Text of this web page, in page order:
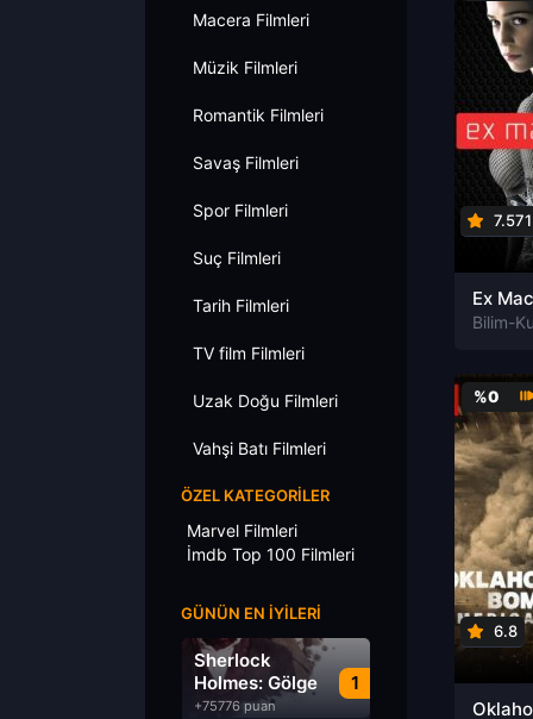
Macera Filmleri
Müzik Filmleri
Romantik Filmleri
Savaş Filmleri
Spor Filmleri
Suç Filmleri
Tarih Filmleri
TV film Filmleri
Uzak Doğu Filmleri
Vahşi Batı Filmleri
ÖZEL KATEGORILER
Marvel Filmleri
İmdb Top 100 Filmleri
GÜNÜN EN İYILERI
1
Sherlock
Holmes: Gölge
Oyunları
+75776 puan
7.571
%0
6.8